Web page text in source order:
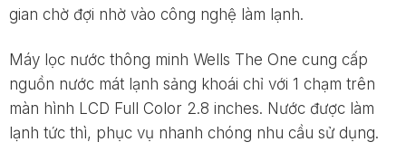
gian chờ đợi nhờ vào công nghệ làm lạnh.
Máy lọc nước thông minh Wells The One cung cấp
nguồn nước mát lạnh sảng khoái chỉ với 1 chạm trên
màn hình LCD Full Color 2.8 inches. Nước được làm
lạnh tức thì, phục vụ nhanh chóng nhu cầu sử dụng.